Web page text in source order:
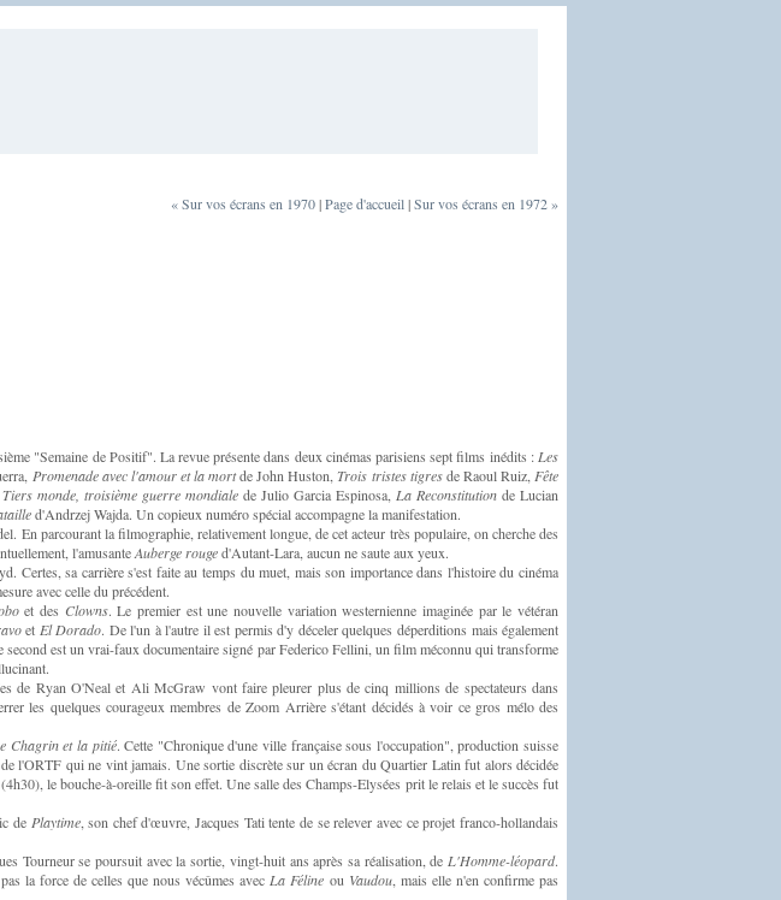
« Sur vos écrans en 1970|Page d'accueil|Sur vos écrans en 1972 »
"Semaine de Positif". La revue présente dans deux cinémas parisiens sept films inédits : Les
Promenade avec l'amour et la mortde John Huston,Trois tristes tigresde Raoul Ruiz, Fête
Tiers monde, troisième guerre mondialede Julio Garcia Espinosa, La Reconstitution de Lucian
d'Andrzej Wajda. Un copieux numéro spécial accompagne la manifestation.
En parcourant la filmographie, relativement longue, de cet acteur très populaire, on cherche des
l'amusanteAuberge rouged'Autant-Lara, aucun ne saute aux yeux.
Certes, sa carrière s'est faite au temps du muet, mais son importance dans l'histoire du cinéma
avec celle du précédent.
et des Clowns. Le premier est une nouvelle variation westernienne imaginée par le vétéran
et El Dorado. De l'un à l'autre il est permis d'y déceler quelques déperditions mais également
second est un vrai-faux documentaire signé par Federico Fellini, un film méconnu qui transforme
de Ryan O'Neal et Ali McGraw vont faire pleurer plus de cinq millions de spectateurs dans
les quelques courageux membres de Zoom Arrière s'étant décidés à voir ce gros mélo des
Chagrin et la pitié. Cette "Chronique d'une ville française sous l'occupation", production suisse
l'ORTF qui ne vint jamais. Une sortie discrète sur un écran du Quartier Latin fut alors décidée
le bouche-à-oreille fit son effet. Une salle des Champs-Elysées prit le relais et le succès fut
de Playtime, son chef d'œuvre, Jacques Tati tente de se relever avec ce projet franco-hollandais
Tourneur se poursuit avec la sortie, vingt-huit ans après sa réalisation, de L'Homme-léopard.
la force de celles que nous vécûmes avec La Féline ou Vaudou, mais elle n'en confirme pas